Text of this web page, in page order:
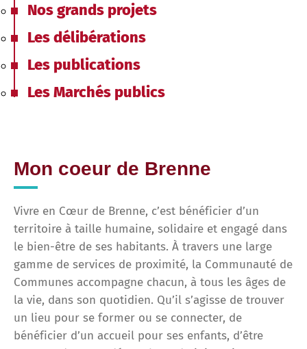
Nos grands projets
Les délibérations
Les publications
Les Marchés publics
Mon coeur de Brenne
Vivre en Cœur de Brenne, c’est bénéficier d’un
territoire à taille humaine, solidaire et engagé dans
le bien-être de ses habitants. À travers une large
gamme de services de proximité, la Communauté de
Communes accompagne chacun, à tous les âges de
la vie, dans son quotidien. Qu’il s’agisse de trouver
un lieu pour se former ou se connecter, de
bénéficier d’un accueil pour ses enfants, d’être